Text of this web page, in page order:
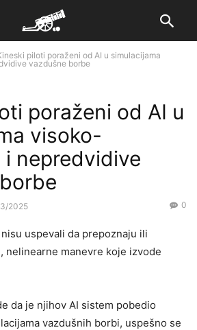
piloti poraženi od AI u simulacijama
vazdušne borbe
poraženi od AI u
visoko-
nepredvidive
2025 0
uspevali da prepoznaju ili
nelinearne manevre koje izvode
da je njihov AI sistem pobedio
vazdušnih borbi, uspešno se